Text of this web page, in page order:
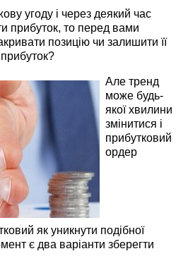
угоду і через деякий час
прибуток, то перед вами
позицію чи залишити її
Але тренд
може будь-
якої хвилини
змінитися і
прибутковий
ордер
як уникнути подібної
є два варіанти зберегти